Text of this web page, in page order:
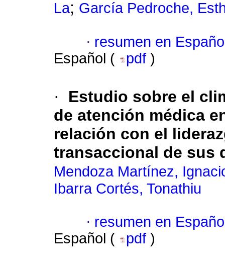
La; García Pedroche,
· resumen en
Español (
pdf )
·
Estudio sobre el
de atención médica
relación con el
transaccional de sus
Mendoza Martínez,
Ibarra Cortés, Tonathiu
· resumen en
Español (
pdf )